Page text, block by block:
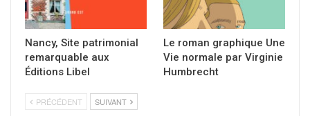
Nancy, Site patrimonial
remarquable aux
Éditions Libel
Le roman graphique Une
Vie normale par Virginie
Humbrecht
PRÉCÉDENT SUIVANT